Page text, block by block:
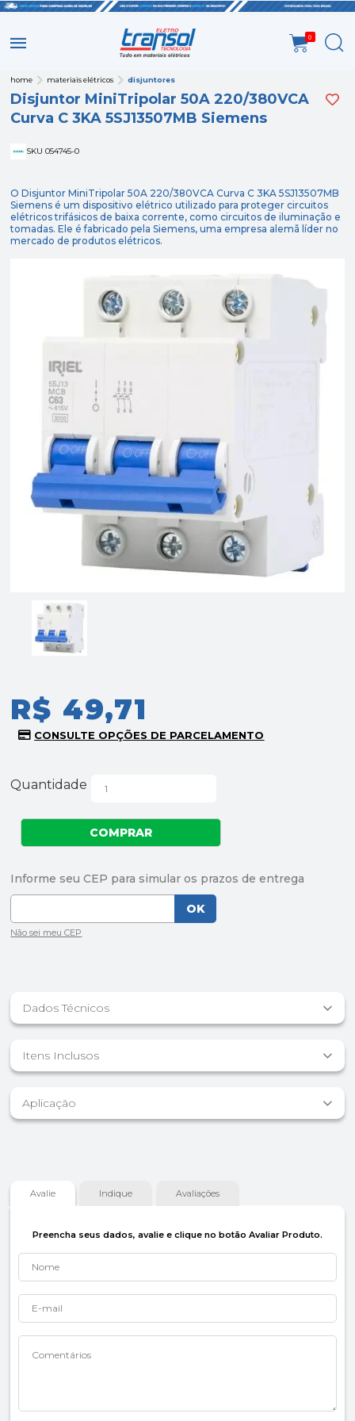
0
home materiais elétricos disjuntores
Disjuntor MiniTripolar 50A 220/380VCA
Curva C 3KA 5SJ13507MB Siemens
SKU 054745-0
O Disjuntor MiniTripolar 50A 220/380VCA Curva C 3KA 5SJ13507MB
Siemens é um dispositivo elétrico utilizado para proteger circuitos
elétricos trifásicos de baixa corrente, como circuitos de iluminação e
tomadas. Ele é fabricado pela Siemens, uma empresa alemã líder no
mercado de produtos elétricos.
R$ 49,71
Quantidade
Dados Técnicos
Itens Inclusos
Aplicação
Avalie Indique Avaliações
Preencha seus dados, avalie e clique no botão Avaliar Produto.